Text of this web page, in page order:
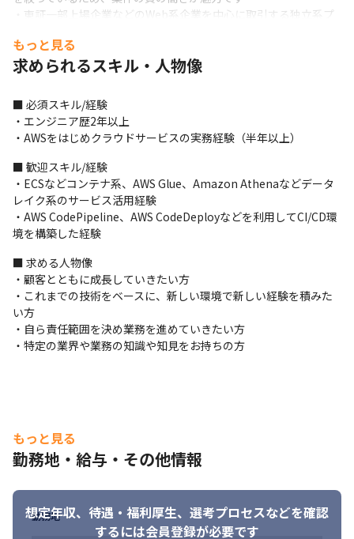
・東証一部上場企業などのWeb系企業を中心に取引する独立系プ
・システムを作って終わりではなく、ビジネスの成長支援役とし
て参画していただきます
ています
・上流から開発までワンストップ＋超上流まで担当することがで
きます
もっと見る
求められるスキル・人物像
■ 必須スキル/経験
・エンジニア歴2年以上
・AWSをはじめクラウドサービスの実務経験（半年以上）
■ 歓迎スキル/経験
・ECSなどコンテナ系、AWS Glue、Amazon Athenaなどデータ
レイク系のサービス活用経験
・AWS CodePipeline、AWS CodeDeployなどを利用してCI/CD環
境を構築した経験
■ 求める人物像
・顧客とともに成長していきたい方
・これまでの技術をベースに、新しい環境で新しい経験を積みた
い方
・自ら責任範囲を決め業務を進めていきたい方
・特定の業界や業務の知識や知見をお持ちの方
もっと見る
勤務地・給与・その他情報
想定年収、待遇・福利厚生、 選考プロセスなどを確認
するには会員登録が必要です
勤務地